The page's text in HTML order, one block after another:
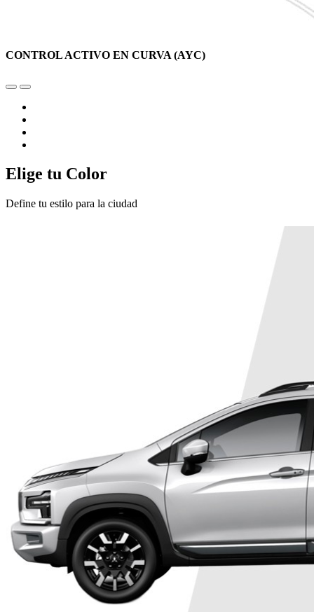
CONTROL ACTIVO EN CURVA (AYC)
Elige tu Color
Define tu estilo para la ciudad